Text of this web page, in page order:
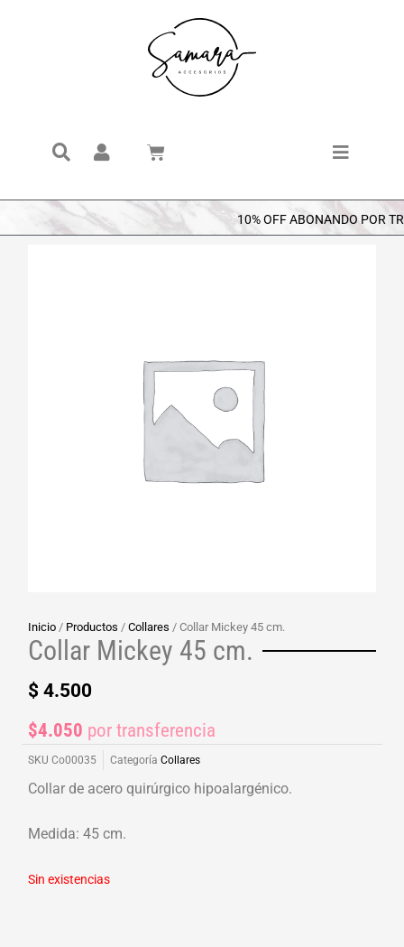
Search
Cart
10% OFF ABONANDO POR
Inicio / Productos /Collares / Collar Mickey 45 cm.
Collar Mickey 45 cm.
$ 4.500
$4.050 por transferencia
SKUCo00035 Categoría Collares
Collar de acero quirúrgico hipoalargénico.
Medida: 45 cm.
Sin existencias